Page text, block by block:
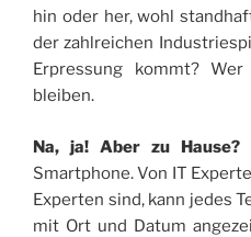
hin oder her, wohl
der zahlreichen
Erpressung kommt?
bleiben.
Na, ja! Aber zu Hause?
Smartphone. Von IT
Experten sind, kann jedes
mit Ort und Datum